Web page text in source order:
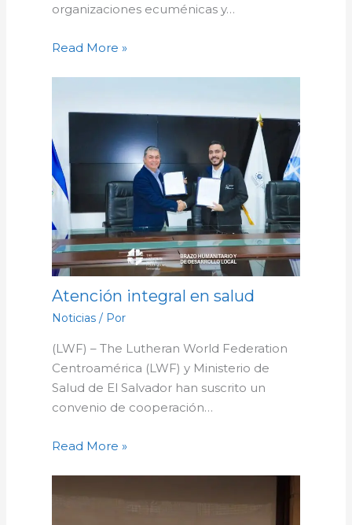
organizaciones ecuménicas y…
Read More »
Atención integral en salud
Noticias/ Por
(LWF) – The Lutheran World Federation
Centroamérica (LWF) y Ministerio de
Salud de El Salvador han suscrito un
convenio de cooperación…
Read More »